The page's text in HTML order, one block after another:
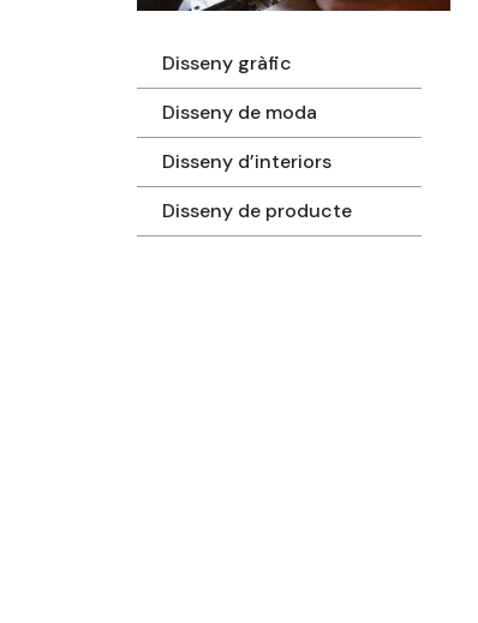
Disseny gràfic
Disseny de moda
Disseny d’interiors
Disseny de producte